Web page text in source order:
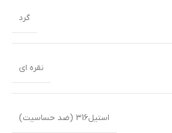
گرد
نقره ای
استیل316 (ضد حساسیت)